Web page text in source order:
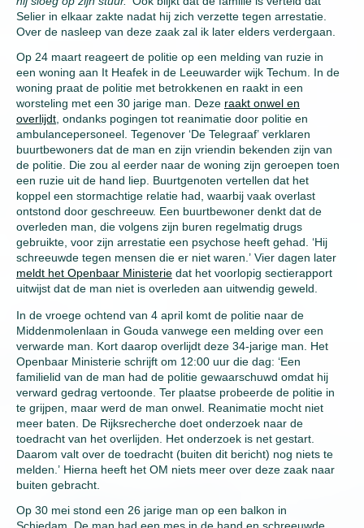
Selier in elkaar zakte nadat hij zich verzette tegen arrestatie.
Over de nasleep van deze zaak zal ik later elders verdergaan.
Op 24 maart reageert de politie op een melding van ruzie in
een woning aan It Heafek in de Leeuwarder wijk Techum. In de
woning praat de politie met betrokkenen en raakt in een
worsteling met een 30 jarige man. Deze raakt onwel en
overlijdt , ondanks pogingen tot reanimatie door politie en
ambulancepersoneel. Tegenover ‘De Telegraaf’ verklaren
buurtbewoners dat de man en zijn vriendin bekenden zijn van
de politie. Die zou al eerder naar de woning zijn geroepen toen
een ruzie uit de hand liep. Buurtgenoten vertellen dat het
koppel een stormachtige relatie had, waarbij vaak overlast
ontstond door geschreeuw. Een buurtbewoner denkt dat de
overleden man, die volgens zijn buren regelmatig drugs
gebruikte, voor zijn arrestatie een psychose heeft gehad. ‘Hij
schreeuwde tegen mensen die er niet waren.’ Vier dagen later
meldt het Openbaar Ministerie dat het voorlopig sectierapport
uitwijst dat de man niet is overleden aan uitwendig geweld.
In de vroege ochtend van 4 april komt de politie naar de
Middenmolenlaan in Gouda vanwege een melding over een
verwarde man. Kort daarop overlijdt deze 34-jarige man. Het
Openbaar Ministerie schrijft om 12:00 uur die dag: ‘Een
familielid van de man had de politie gewaarschuwd omdat hij
verward gedrag vertoonde. Ter plaatse probeerde de politie in
te grijpen, maar werd de man onwel. Reanimatie mocht niet
meer baten. De Rijksrecherche doet onderzoek naar de
toedracht van het overlijden. Het onderzoek is net gestart.
Daarom valt over de toedracht (buiten dit bericht) nog niets te
melden.’ Hierna heeft het OM niets meer over deze zaak naar
buiten gebracht.
Op 30 mei stond een 26 jarige man op een balkon in